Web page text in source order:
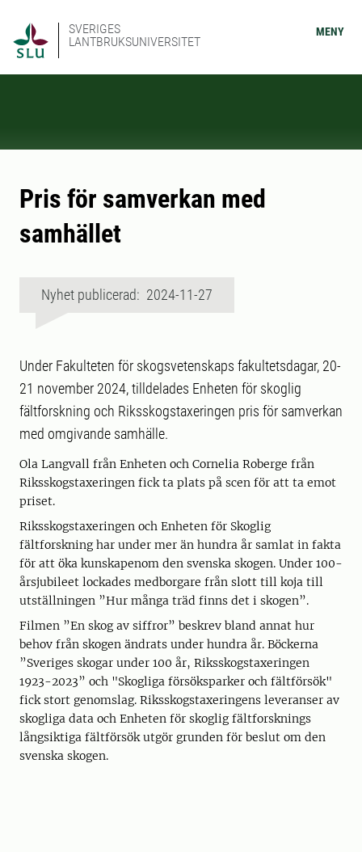
SVERIGES
LANTBRUKSUNIVERSITET
MENY
Pris för samverkan med
samhället
Nyhet publicerad: 2024-11-27
Under Fakulteten för skogsvetenskaps fakultetsdagar, 20-
21 november 2024, tilldelades Enheten för skoglig
fältforskning och Riksskogstaxeringen pris för samverkan
med omgivande samhälle.
Ola Langvall från Enheten och Cornelia Roberge från
Riksskogstaxeringen fick ta plats på scen för att ta emot
priset.
Riksskogstaxeringen och Enheten för Skoglig
fältforskning har under mer än hundra år samlat in fakta
för att öka kunskapenom den svenska skogen. Under 100-
årsjubileet lockades medborgare från slott till koja till
utställningen ”Hur många träd finns det i skogen”.
Filmen ”En skog av siffror” beskrev bland annat hur
behov från skogen ändrats under hundra år. Böckerna
”Sveriges skogar under 100 år, Riksskogstaxeringen
1923-2023” och "Skogliga försöksparker och fältförsök"
fick stort genomslag. Riksskogstaxeringens leveranser av
skogliga data och Enheten för skoglig fältforsknings
långsiktiga fältförsök utgör grunden för beslut om den
svenska skogen.